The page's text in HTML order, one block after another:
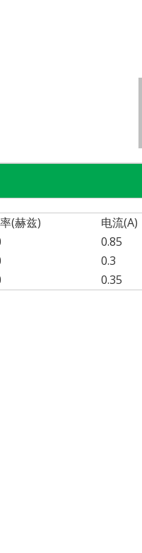
(赫兹) 电流(A)
0.85
0.3
0.35